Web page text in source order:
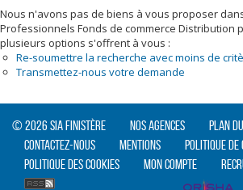
Nous n'avons pas de biens à vous proposer
Professionnels Fonds de commerce Distribution
plusieurs options s'offrent à vous :
Re-soumettre la recherche avec moins de
Transmettez-nous votre demande
© 2026 SIA Finistère Nos agences
Plan
Contactez-nous
Mentions
Politique
Politique des cookies
Mon compte